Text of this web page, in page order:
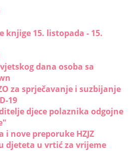
knjige 15. listopada - 15.
dana osoba sa
za sprječavanje i suzbijanje
19
djece polaznika odgojne
i nove preporuke HZJZ
djeteta u vrtić za vrijeme